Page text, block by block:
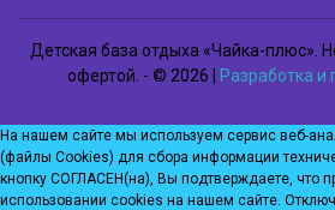
Детская база отдыха «Чайка-плюс».
офертой. - © 2026 |
Разработка и
На нашем сайте мы используем сервис веб-
(файлы Сookies) для сбора информации
кнопку СОГЛАСЕН(на), Вы подтверждаете, что
использовании cookies на нашем сайте.